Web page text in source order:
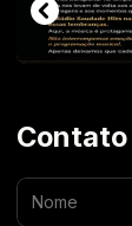
Contato
Nome: